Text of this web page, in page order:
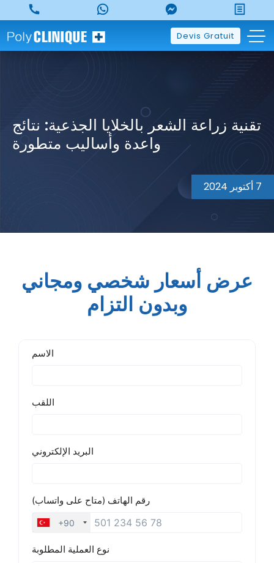
Devis Gratuit
تقنية زراعة الشعر بالخلايا الجذعية: نتائج
واعدة وأساليب متطورة
7 أكتوبر 2024
عرض أسعار شخصي ومجاني
وبدون التزام